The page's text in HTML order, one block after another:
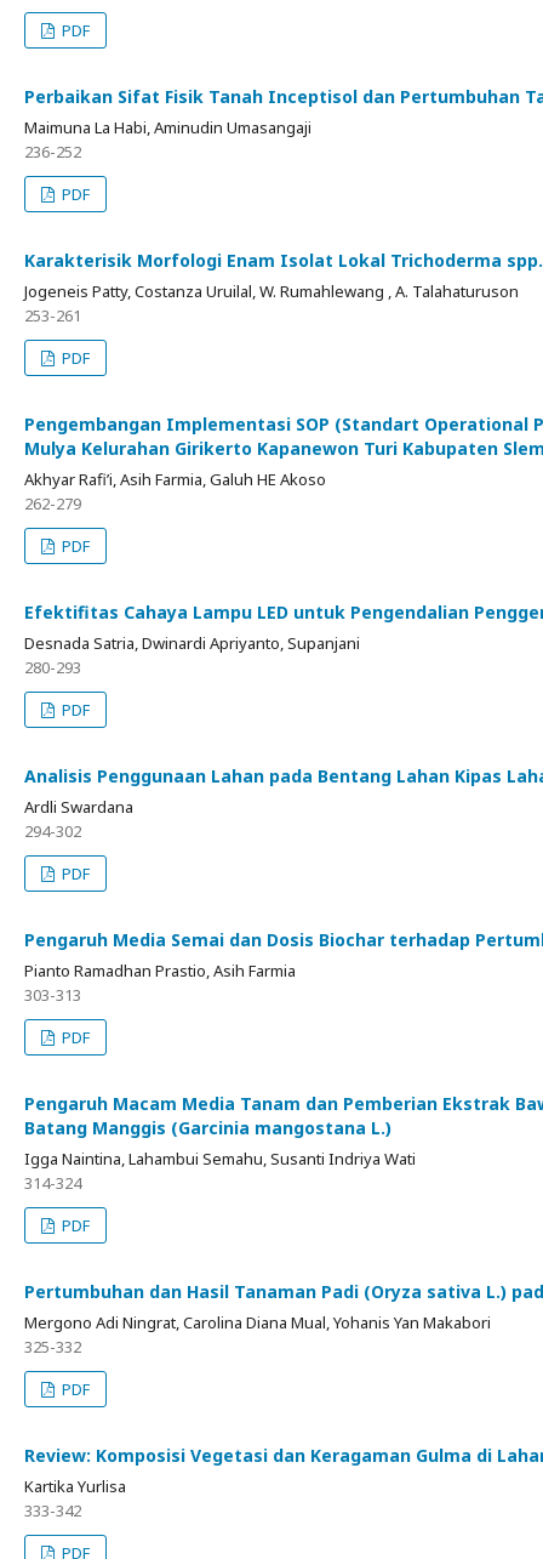
PDF
Perbaikan Sifat Fisik Tanah Inceptisol dan Pertumbuhan
Maimuna La Habi, Aminudin Umasangaji
236-252
PDF
Karakterisik Morfologi Enam Isolat Lokal Trichoderma
Jogeneis Patty, Costanza Uruilal, W. Rumahlewang , A. Talahaturuson
253-261
PDF
Pengembangan Implementasi SOP (Standart Operational
Mulya Kelurahan Girikerto Kapanewon Turi Kabupaten
Akhyar Rafi’i, Asih Farmia, Galuh HE Akoso
262-279
PDF
Efektifitas Cahaya Lampu LED untuk Pengendalian
Desnada Satria, Dwinardi Apriyanto, Supanjani
280-293
PDF
Analisis Penggunaan Lahan pada Bentang Lahan Kipas
Ardli Swardana
294-302
PDF
Pengaruh Media Semai dan Dosis Biochar terhadap
Pianto Ramadhan Prastio, Asih Farmia
303-313
PDF
Pengaruh Macam Media Tanam dan Pemberian Ekstrak
Batang Manggis (Garcinia mangostana L.)
Igga Naintina, Lahambui Semahu, Susanti Indriya Wati
314-324
PDF
Pertumbuhan dan Hasil Tanaman Padi (Oryza sativa L.)
Mergono Adi Ningrat, Carolina Diana Mual, Yohanis Yan Makabori
325-332
PDF
Review: Komposisi Vegetasi dan Keragaman Gulma di
Kartika Yurlisa
333-342
PDF